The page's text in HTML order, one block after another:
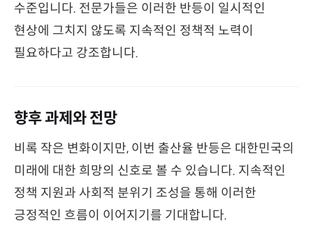
수준입니다. 전문가들은 이러한 반등이 일시적인
현상에 그치지 않도록 지속적인 정책적 노력이
필요하다고 강조합니다.
향후 과제와 전망
비록 작은 변화이지만, 이번 출산율 반등은 대한민국의
미래에 대한 희망의 신호로 볼 수 있습니다. 지속적인
정책 지원과 사회적 분위기 조성을 통해 이러한
긍정적인 흐름이 이어지기를 기대합니다.